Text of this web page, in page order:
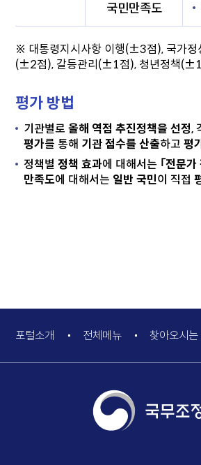
국민만족도
※ 대통령지시사항 이행(±3점), 국가정
(±2점), 갈등관리(±1점), 청년정책
평가 방법
기관별로 올해 역점 추진정책을 선정,
평가를 통해 기관 점수를 산출하고 평
정책별 정책 효과에 대해서는 ｢전문가
만족도에 대해서는 일반 국민이 직접
포털소개 전체메뉴 찾아오시는